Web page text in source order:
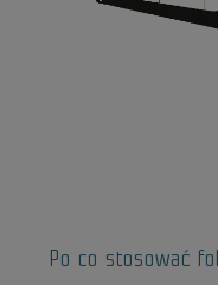
Po co stosować